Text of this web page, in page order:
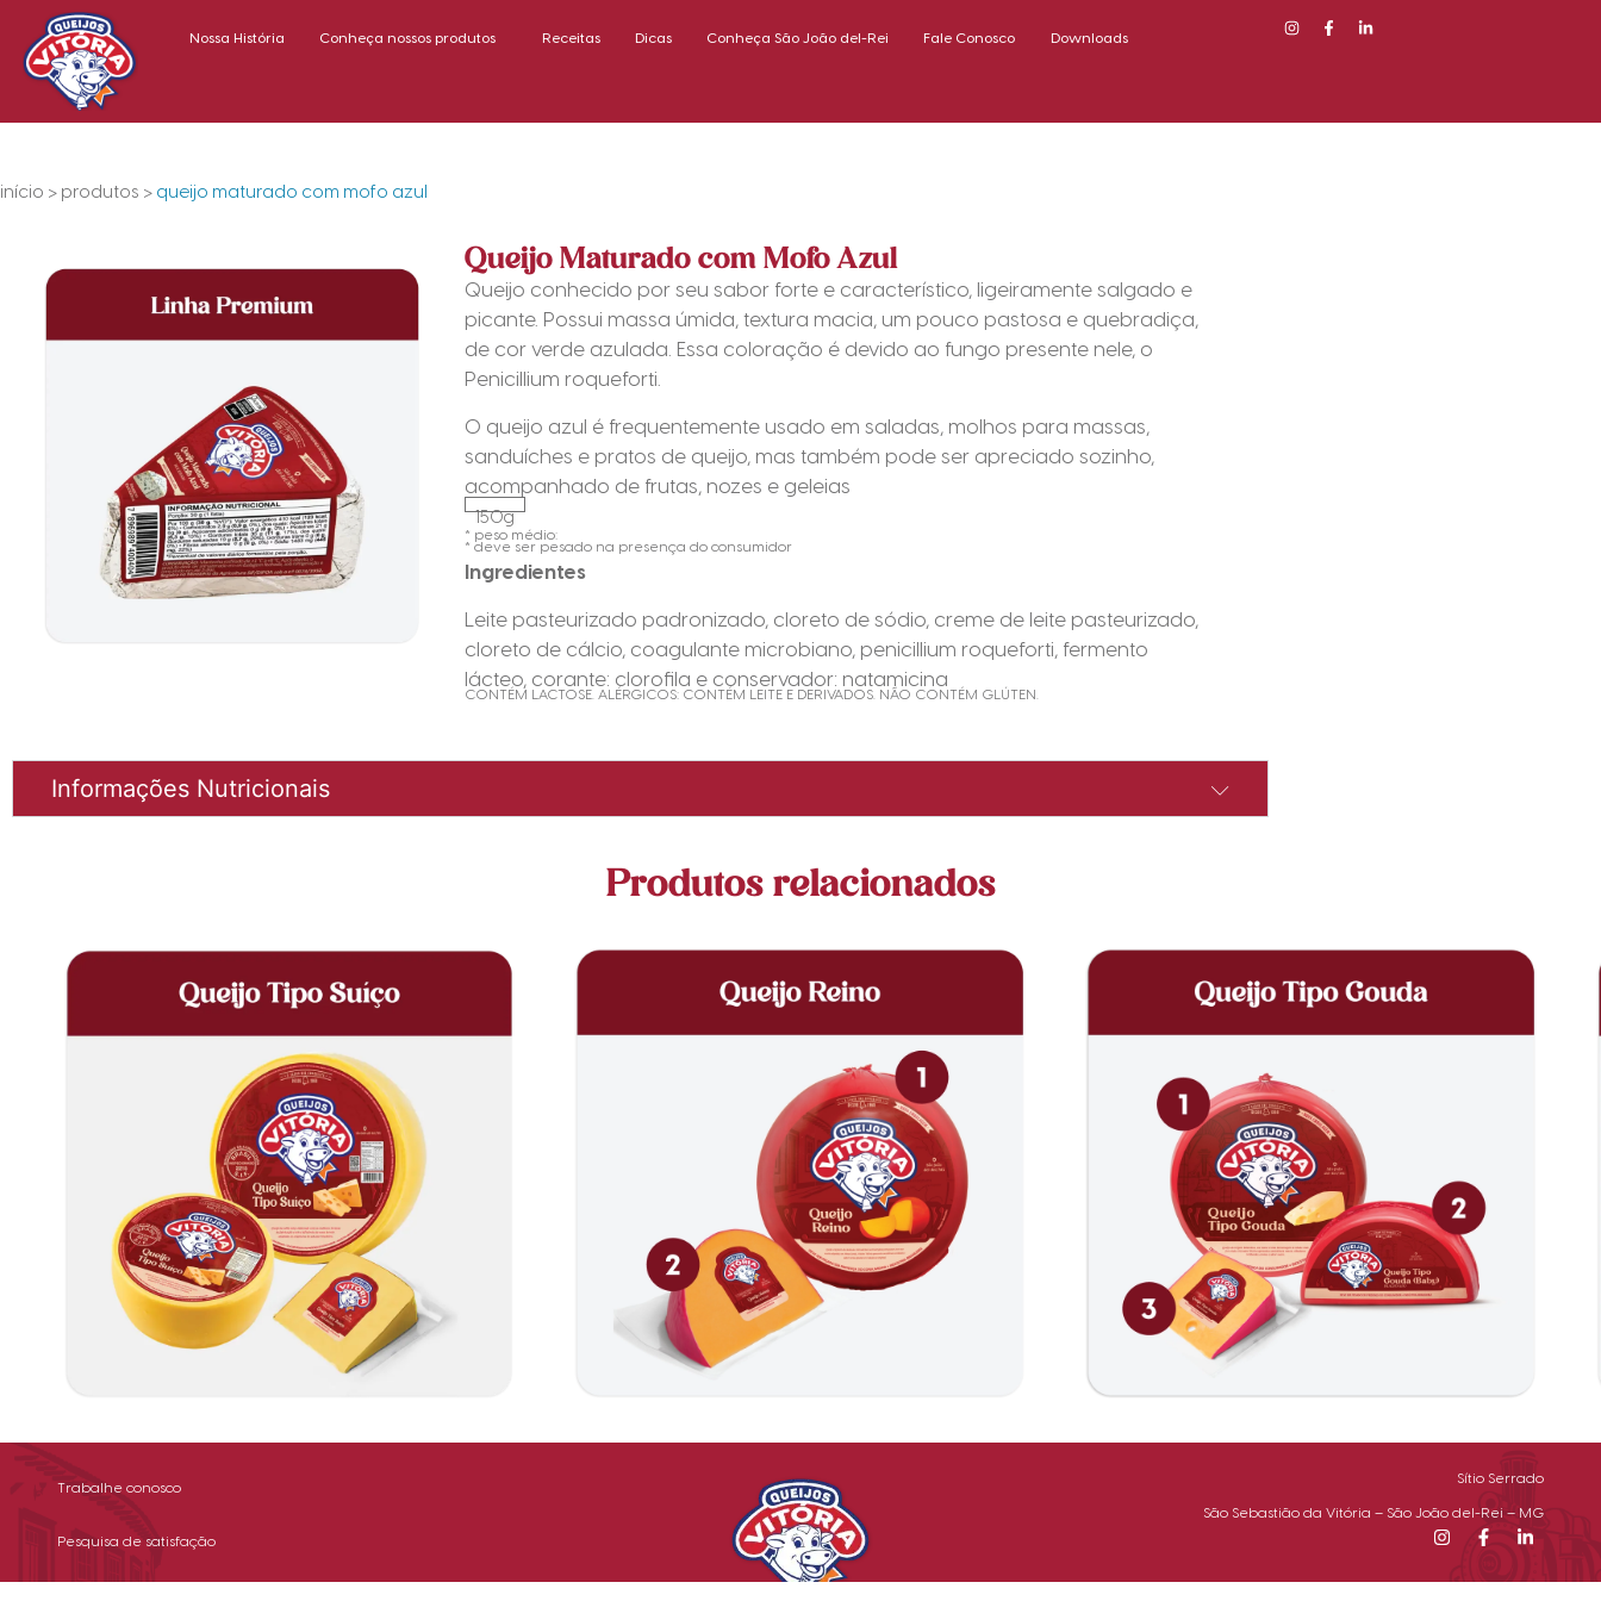
Nossa História Conheça nossos produtos Receitas Dicas Conheça São João del-Rei Fale Conosco Downloads
início > produtos > queijo maturado com mofo azul
Queijo Maturado com Mofo Azul
Queijo conhecido por seu sabor forte e característico, ligeiramente salgado e
picante. Possui massa úmida, textura macia, um pouco pastosa e quebradiça,
de cor verde azulada. Essa coloração é devido ao fungo presente nele, o
Penicillium roqueforti.
O queijo azul é frequentemente usado em saladas, molhos para massas,
sanduíches e pratos de queijo, mas também pode ser apreciado sozinho,
acompanhado de frutas, nozes e geleias
150g
* peso médio:
* deve ser pesado na presença do consumidor
Ingredientes
Leite pasteurizado padronizado, cloreto de sódio, creme de leite pasteurizado,
cloreto de cálcio, coagulante microbiano, penicillium roqueforti, fermento
lácteo, corante: clorofila e conservador: natamicina
CONTÉM LACTOSE. ALÉRGICOS: CONTÉM LEITE E DERIVADOS. NÃO CONTÉM GLÚTEN.
Informações Nutricionais
Produtos relacionados
Trabalhe conosco
Pesquisa de satisfação
Sítio Serrado
São Sebastião da Vitória – São João del-Rei – MG